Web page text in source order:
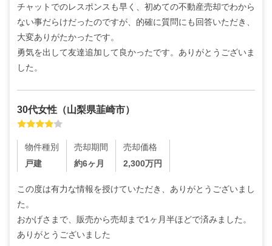
チャットでのレスポンスも早く、初めての不動産売却でわから
ない事だらけだったのですが、的確に質問にも回答いただき、
大変ありがたかったです。
勇気を出して友達追加して良かったです。ありがとうございま
した。
30代女性 （山梨県韮崎市）
物件種別
戸建
売却期間
約6ヶ月
売却価格
2,300万円
この度は有力な情報を授けていただき、ありがとうございまし
た。
おかげさまで、販売から売却まで1ヶ月半ほどで済みました。
ありがとうございました